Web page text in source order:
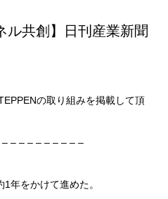
ル共創】日刊産業新聞
の取り組みを掲載して頂
– – – – – – – – –
年をかけて進めた。